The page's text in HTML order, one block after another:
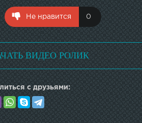
Не нравится 0
ВИДЕО РОЛИК
с друзьями: